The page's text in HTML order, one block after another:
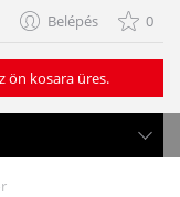
Belépés 0
ön kosara üres.